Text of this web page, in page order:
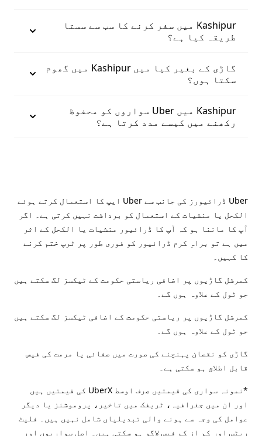
Kashipur میں سفر کرنے کا سب سے سستا
طریقہ کیا ہے؟
گاڑی کے بغیر کیا میں Kashipur میں گھوم
سکتا ہوں؟
Kashipur میں Uber سواروں کو محفوظ
رکھنے میں کیسے مدد کرتا ہے؟
Uber ڈرائیورز کی جانب سے Uber ایپ کا استعمال کرتے ہوئے
الکحل یا منشیات کے استعمال کو برداشت نہیں کرتی ہے۔ اگر
آپ کا ماننا ہو کہ آپ کا ڈرائیور منشیات یا الکحل کے اثر
میں ہے تو براہِ کرم ڈرائیور کو فوری طور پر ٹرپ ختم کرنے
کا کہیں۔
کمرشل گاڑیوں پر اضافی ریاستی حکومت کے ٹیکسز لگ سکتے ہیں
جو ٹول کے علاوہ ہوں گے۔
کمرشل گاڑیوں پر ریاستی حکومت کے اضافی ٹیکسز لگ سکتے ہیں
جو ٹول کے علاوہ ہوں گے۔
گاڑی کو نقصان پہنچنے کی صورت میں صفائی یا مرمت کی فیس
قابل اطلاق ہو سکتی ہے۔
*نمونہ سواری کی قیمتیں صرف اوسط UberX کی قیمتیں ہیں
اور ان میں جغرافیہ، ٹریفک میں تاخیر، پروموشنز یا دیگر
عوامل کی وجہ سے ہونے والی تبدیلیاں شامل نہیں ہیں۔ فلیٹ
ریٹس اور کم از کم فیس لاگو ہو سکتی ہیں۔ اصل سواریوں اور